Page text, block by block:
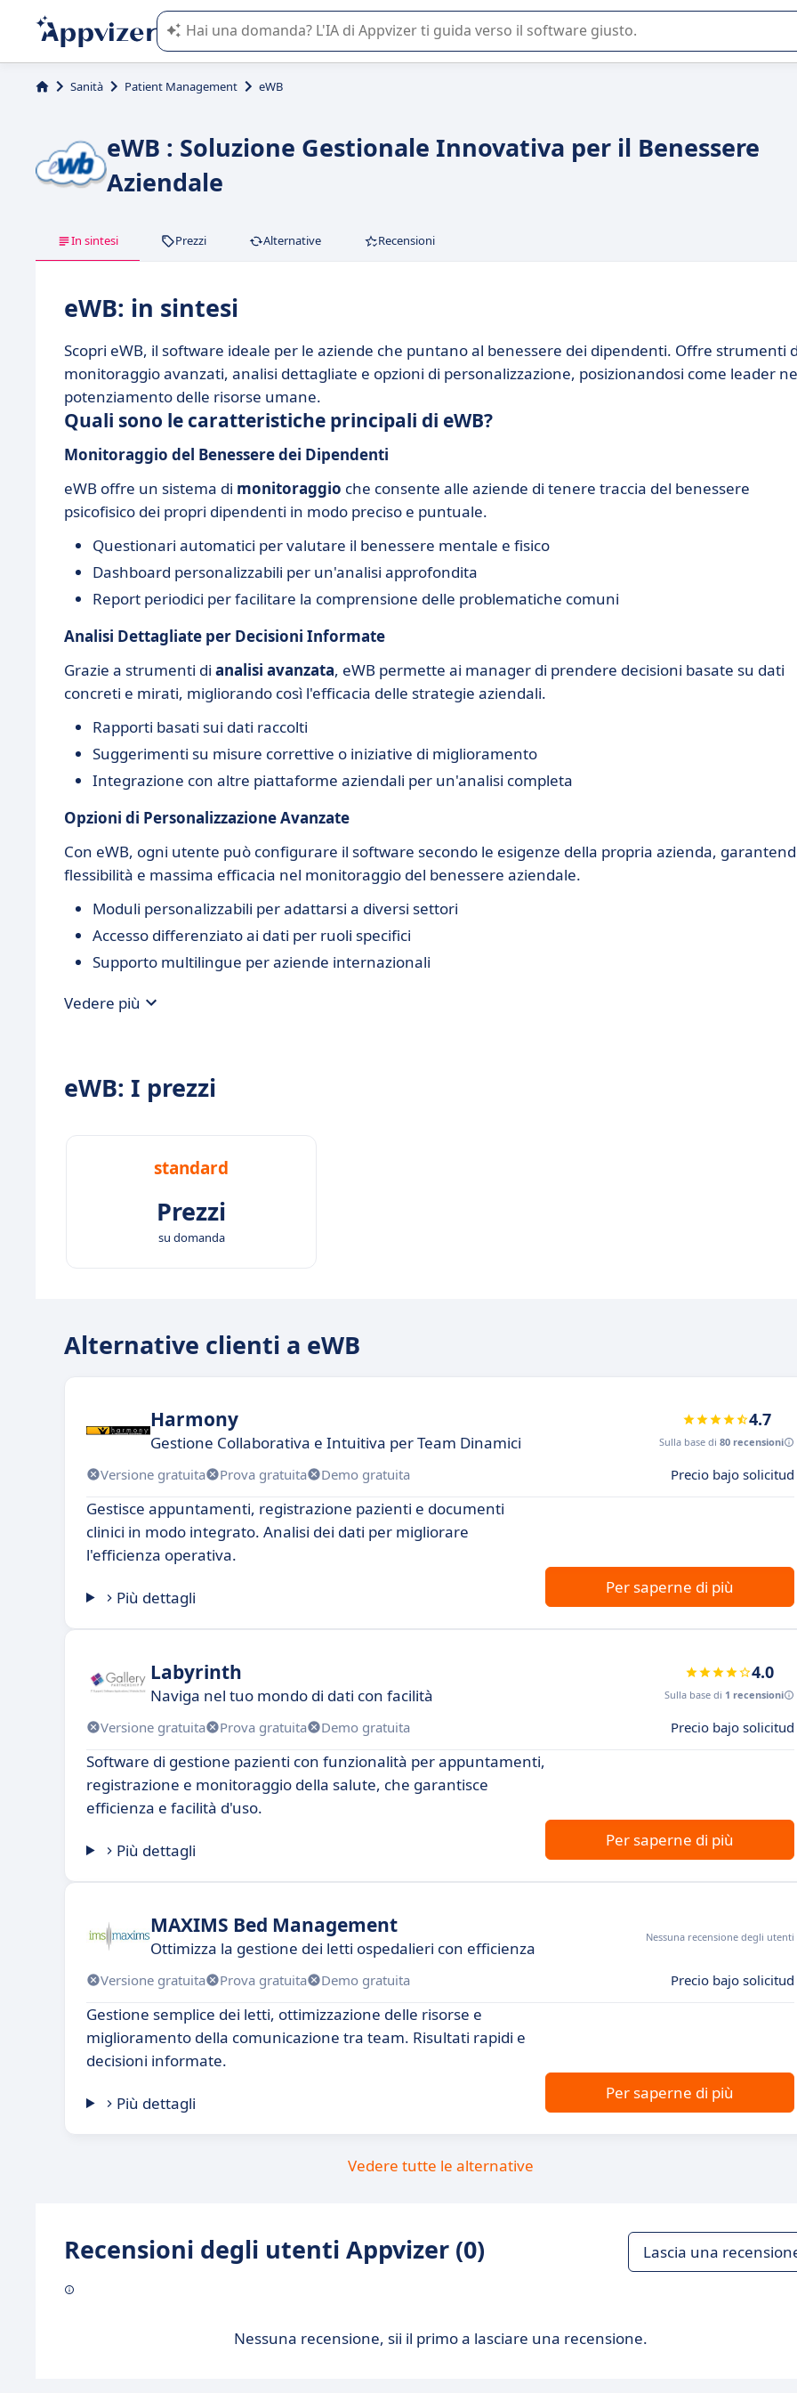
L'IA di Appvizer vi guida nell'utilizzo o nella scelta di un software SaaS per la vostra azienda.
Sanità Patient Management eWB
eWB : Soluzione Gestionale Innovativa per il Benessere
Aziendale
In sintesi Prezzi Alternative Recensioni
eWB: in sintesi
Scopri eWB, il software ideale per le aziende che puntano al benessere dei dipendenti. Offre strumenti
monitoraggio avanzati, analisi dettagliate e opzioni di personalizzazione, posizionandosi come leader
potenziamento delle risorse umane.
Quali sono le caratteristiche principali di eWB?
Monitoraggio del Benessere dei Dipendenti
eWB offre un sistema di monitoraggio che consente alle aziende di tenere traccia del benessere
psicofisico dei propri dipendenti in modo preciso e puntuale.
Questionari automatici per valutare il benessere mentale e fisico
Dashboard personalizzabili per un'analisi approfondita
Report periodici per facilitare la comprensione delle problematiche comuni
Analisi Dettagliate per Decisioni Informate
Grazie a strumenti di analisi avanzata, eWB permette ai manager di prendere decisioni basate su dati
concreti e mirati, migliorando così l'efficacia delle strategie aziendali.
Rapporti basati sui dati raccolti
Suggerimenti su misure correttive o iniziative di miglioramento
Integrazione con altre piattaforme aziendali per un'analisi completa
Opzioni di Personalizzazione Avanzate
Con eWB, ogni utente può configurare il software secondo le esigenze della propria azienda,
flessibilità e massima efficacia nel monitoraggio del benessere aziendale.
Moduli personalizzabili per adattarsi a diversi settori
Accesso differenziato ai dati per ruoli specifici
Supporto multilingue per aziende internazionali
Vedere più
eWB: I prezzi
standard
Prezzi
su domanda
Alternative clienti a eWB
Harmony
Gestione Collaborativa e Intuitiva per Team Dinamici
4.7
Sulla base di 80 recensioni
Versione gratuita Prova gratuita Demo gratuita Precio bajo solicitud
Gestisce appuntamenti, registrazione pazienti e documenti
clinici in modo integrato. Analisi dei dati per migliorare
l'efficienza operativa.
Più dettagli
Per saperne di più
Labyrinth
Naviga nel tuo mondo di dati con facilità
4.0
Sulla base di 1 recensioni
Versione gratuita Prova gratuita Demo gratuita Precio bajo solicitud
Software di gestione pazienti con funzionalità per appuntamenti,
registrazione e monitoraggio della salute, che garantisce
efficienza e facilità d'uso.
Più dettagli
Per saperne di più
MAXIMS Bed Management
Ottimizza la gestione dei letti ospedalieri con efficienza
Nessuna recensione degli utenti
Versione gratuita Prova gratuita Demo gratuita Precio bajo solicitud
Gestione semplice dei letti, ottimizzazione delle risorse e
miglioramento della comunicazione tra team. Risultati rapidi e
decisioni informate.
Più dettagli
Per saperne di più
Vedere tutte le alternative
Recensioni degli utenti Appvizer (0) Lascia una
Nessuna recensione, sii il primo a lasciare una recensione.